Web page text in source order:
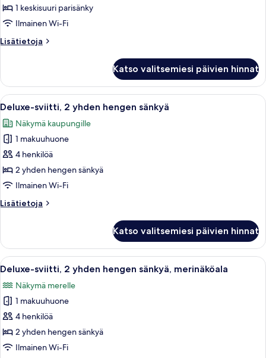
huone,
1
keskisuuri
parisänky
1 keskisuuri parisänky
Ilmainen Wi-Fi
Lisätietoja
Lisätietoja
1
keskisuuri
parisänky
Katso valitsemiesi päivien hinnat
Avaa
kaikki
huonetyypin
Deluxe-
sviitti,
2
yhden
sänkyä
Hotellihuoneessa on kaksi sänkyä,
5
Deluxe-sviitti, 2 yhden hengen sänkyä
Näkymä kaupungille
1 makuuhuone
4 henkilöä
2 yhden hengen sänkyä
Ilmainen Wi-Fi
Lisätietoja
Lisätietoja
2
yhden
hengen
Katso valitsemiesi päivien hinnat
Avaa
kaikki
huonetyypin
Deluxe-
sviitti,
2
yhden
Hotellihuoneessa on kaksi sänkyä,
5
Deluxe-sviitti, 2 yhden hengen sänkyä, merinäköala
Näkymä merelle
1 makuuhuone
4 henkilöä
2 yhden hengen sänkyä
Ilmainen Wi-Fi